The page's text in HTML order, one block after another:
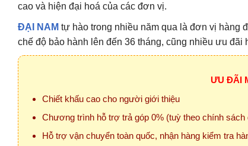
cao và hiện đại hoá của các đơn vị.
ĐẠI NAM tự hào trong nhiều năm qua là đơn vị hàng
chế độ bảo hành lên đến 36 tháng, cũng nhiều ưu
ƯU ĐÃI
Chiết khấu cao cho người giới thiệu
Chương trình hỗ trợ trả góp 0% (tuỳ theo chính sách
Hỗ trợ vận chuyển toàn quốc, nhận hàng kiểm tra